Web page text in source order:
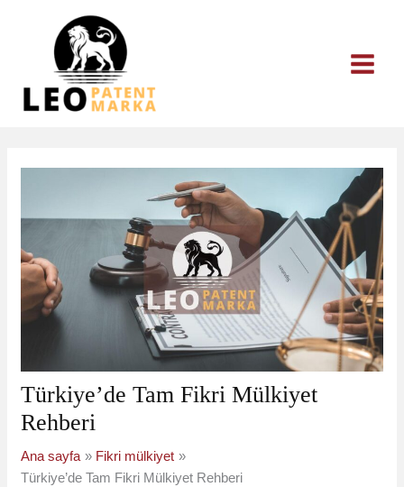
Türkiye’de Tam Fikri Mülkiyet
Rehberi
Ana sayfa
Fikri mülkiyet
Türkiye’de Tam Fikri Mülkiyet Rehberi